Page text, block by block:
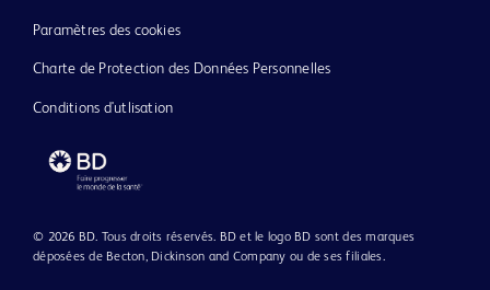
Paramètres des cookies
Charte de Protection des Données Personnelles
Conditions d'utlisation
© 2026 BD. Tous droits réservés. BD et le logo BD sont des marques
déposées de Becton, Dickinson and Company ou de ses filiales.